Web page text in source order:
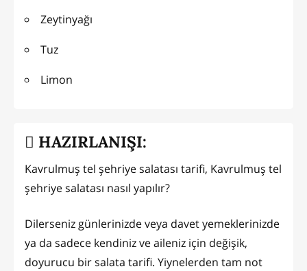
Zeytinyağı
Tuz
Limon
HAZIRLANIŞI:
Kavrulmuş tel şehriye salatası tarifi, Kavrulmuş tel
şehriye salatası nasıl yapılır?
Dilerseniz günlerinizde veya davet yemeklerinizde
ya da sadece kendiniz ve aileniz için değişik,
doyurucu bir salata tarifi. Yiynelerden tam not